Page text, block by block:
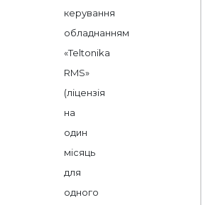
керування
обладнанням
«Teltonika
RMS»
(ліцензія
на
один
місяць
для
одного